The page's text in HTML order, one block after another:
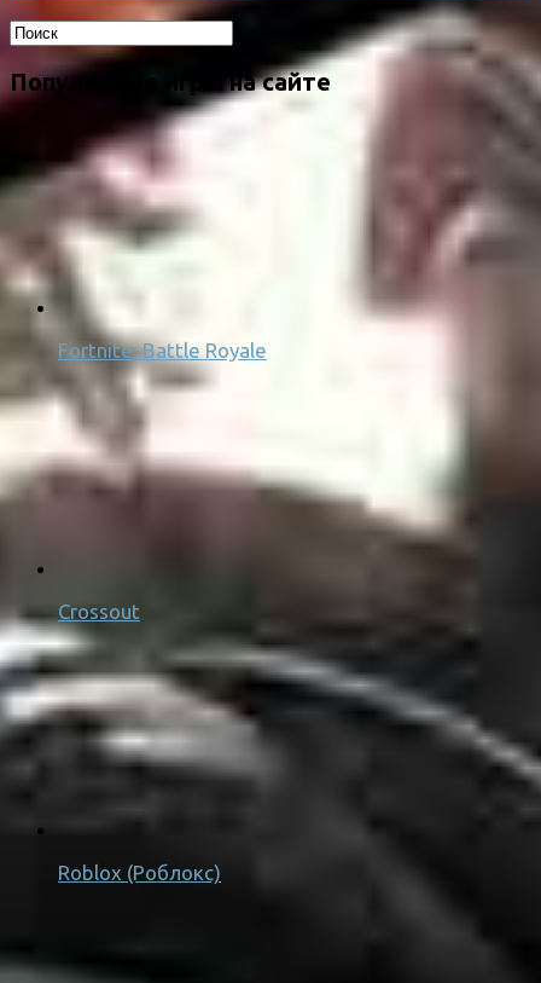
Популярные игры на сайте
Fortnite: Battle Royale
Crossout
Roblox (Роблокс)